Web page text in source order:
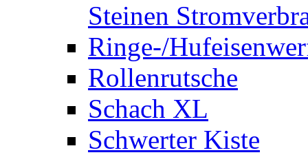
Steinen
Ringe-/
Rollenrutsche
Schach XL
Schwerter Kiste